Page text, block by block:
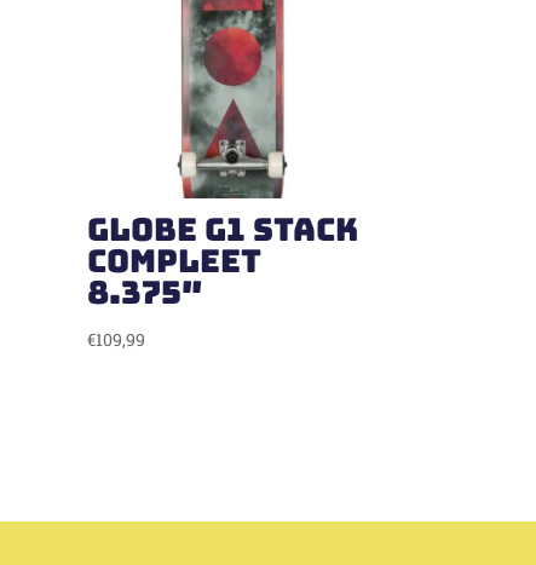
Globe G1 Stack
compleet
8.375″
€109,99